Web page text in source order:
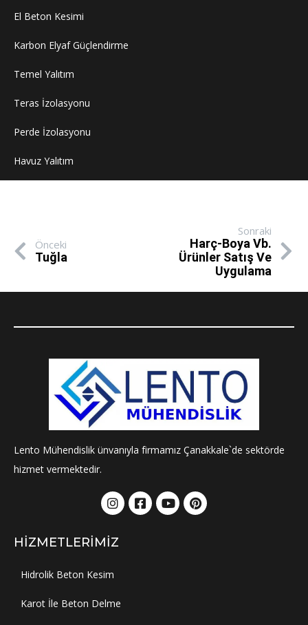
El Beton Kesimi
Karbon Elyaf Güçlendirme
Temel Yalıtım
Teras İzolasyonu
Perde İzolasyonu
Havuz Yalıtım
Önceki
Tuğla
Sonraki
Harç-Boya Vb.
Ürünler Satış Ve
Uygulama
Lento Mühendislik ünvanıyla firmamız Çanakkale`de sektörde
hizmet vermektedir.
HIZMETLERIMIZ
Hidrolik Beton Kesim
Karot İle Beton Delme